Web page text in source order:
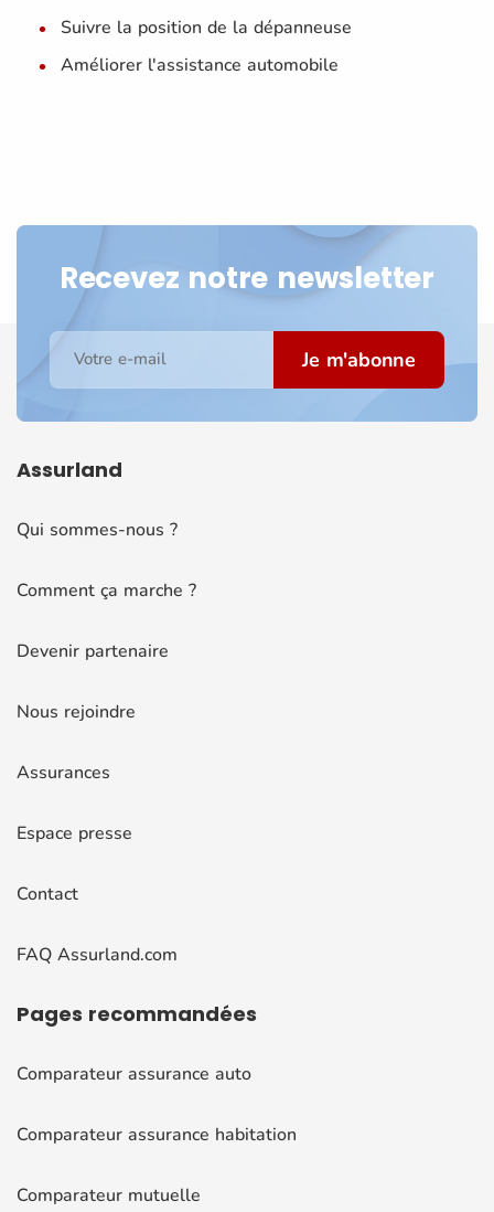
Suivre la position de la dépanneuse
Améliorer l'assistance automobile
Recevez notre newsletter
Votre e-mail Je m'abonne
Assurland
Qui sommes-nous ?
Comment ça marche ?
Devenir partenaire
Nous rejoindre
Assurances
Espace presse
Contact
FAQ Assurland.com
Pages recommandées
Comparateur assurance auto
Comparateur assurance habitation
Comparateur mutuelle